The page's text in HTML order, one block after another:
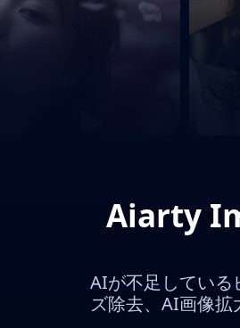
Aiarty
AIが不足している
ズ除去、AI画像拡